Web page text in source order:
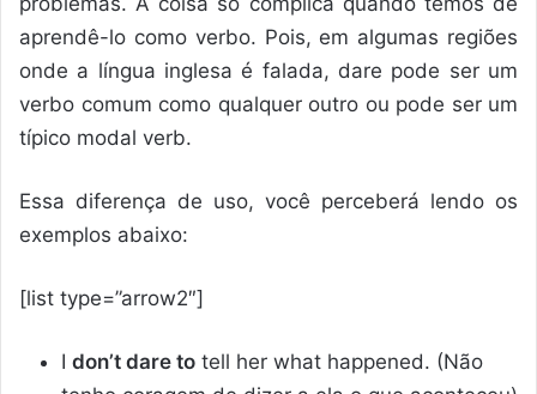
aprendê-lo como verbo. Pois, em algumas regiões
onde a língua inglesa é falada, dare pode ser um
verbo comum como qualquer outro ou pode ser um
típico modal verb.
Essa diferença de uso, você perceberá lendo os
exemplos abaixo:
[list type=”arrow2″]
I don’t dare to tell her what happened. (Não